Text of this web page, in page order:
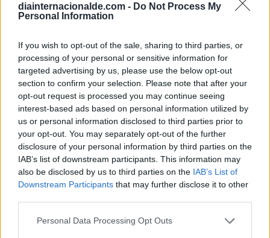
diainternacionalde.com - Do Not Process My
Personal Information
If you wish to opt-out of the sale, sharing to third parties, or
processing of your personal or sensitive information for
targeted advertising by us, please use the below opt-out
section to confirm your selection. Please note that after your
opt-out request is processed you may continue seeing
interest-based ads based on personal information utilized by
us or personal information disclosed to third parties prior to
your opt-out. You may separately opt-out of the further
disclosure of your personal information by third parties on the
IAB’s list of downstream participants. This information may
also be disclosed by us to third parties on the IAB’s List of
Downstream Participants that may further disclose it to other
Personal Data Processing Opt Outs
Día Mundial de la Astrología
6 de enero de 2026 Día Mundial de la
24 de noviembre